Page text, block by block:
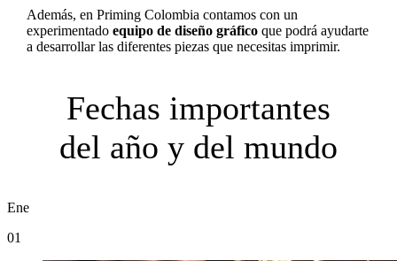
Además, en Priming Colombia contamos con un
experimentado equipo de diseño gráficoque podrá ayudarte
a desarrollar las diferentes piezas que necesitas imprimir.
Fechas importantes
del año y del mundo
Ene
01